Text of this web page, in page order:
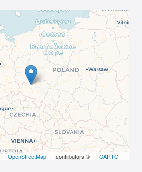
OpenStreetMap contributors © CARTO